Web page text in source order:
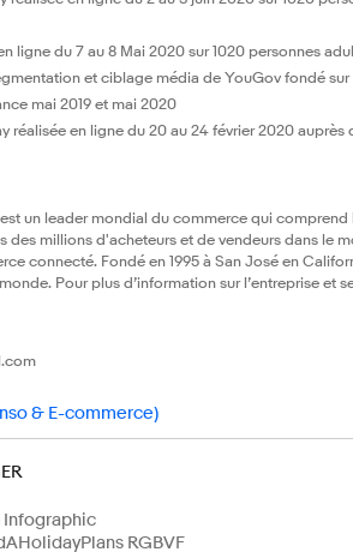
ligne du 7 au 8 Mai 2020 sur 1020 personnes
et ciblage média de YouGov fondé
mai 2019 et mai 2020
réalisée en ligne du 20 au 24 février 2020
est un leader mondial du commerce qui
des millions d'acheteurs et de vendeurs dans le
connecté. Fondé en 1995 à San José en
Pour plus d’information sur l’entreprise et
& E-commerce)
Infographic
RGBVF